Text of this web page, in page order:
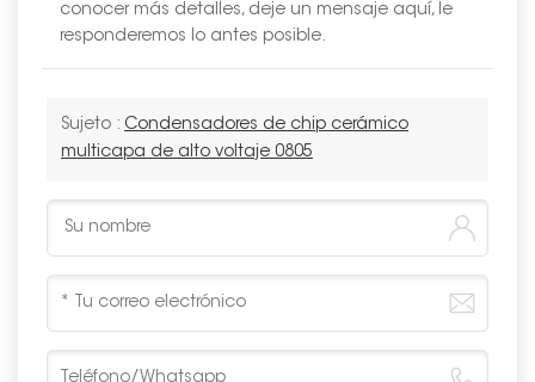
conocer más detalles, deje un mensaje aquí, le
responderemos lo antes posible.
Sujeto : Condensadores de chip cerámico
multicapa de alto voltaje 0805